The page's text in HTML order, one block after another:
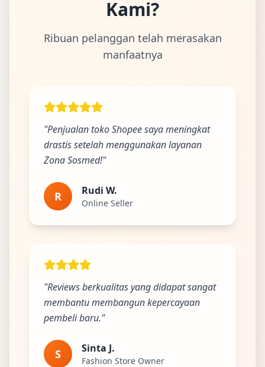
Kami?
Ribuan pelanggan telah merasakan
manfaatnya
"Penjualan toko Shopee saya meningkat
drastis setelah menggunakan layanan
Zona Sosmed!"
R Rudi W.
Online Seller
"Reviews berkualitas yang didapat sangat
membantu membangun kepercayaan
pembeli baru."
S Sinta J.
Fashion Store Owner
Ada Website Baru!
Punya website SMM baru nih! Coba BulkFame
untuk pengalaman lebih baik.
Tanpa daftar ulang, gratis dicoba. Kamu tetap bisa
Coba BulkFame